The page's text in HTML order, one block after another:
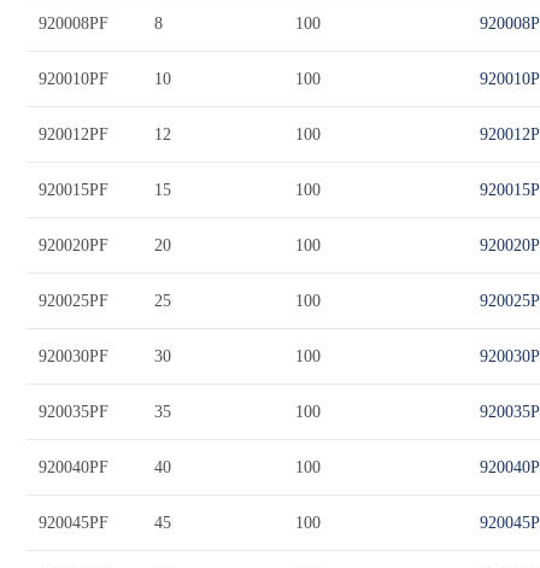
920008PF 8 100
920010PF 10 100
920012PF 12 100
920015PF 15 100
920020PF 20 100
920025PF 25 100
920030PF 30 100
920035PF 35 100
920040PF 40 100
920045PF 45 100